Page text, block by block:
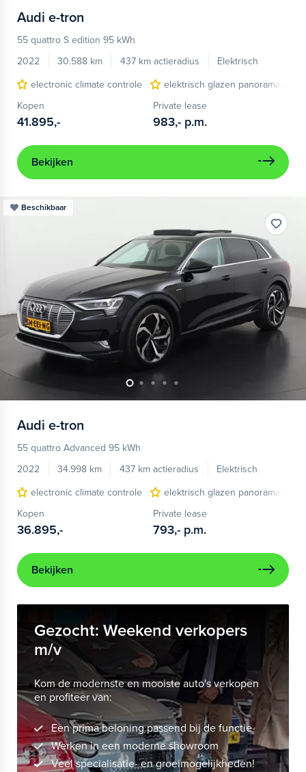
Audi e-tron
55 quattro S edition 95 kWh
2022
30.588 km 437 km actieradius
Elektrisch
electronic climate controle
elektrisch glazen panorama-dak
Kopen
41.895,-
Private lease
983,- p.m.
Bekijken
Beschikbaar
Audi e-tron
55 quattro Advanced 95 kWh
2022
34.998 km 437 km actieradius
Elektrisch
electronic climate controle
elektrisch glazen panorama-dak
Kopen
36.895,-
Private lease
793,- p.m.
Bekijken
Gezocht: Weekend verkopers
m/v
Kom de modernste en mooiste auto's verkopen
en profiteer van:
Een prima beloning passend bij de functie
Werken in een moderne showroom
Veel specialisatie- en groeimogelijkheden!